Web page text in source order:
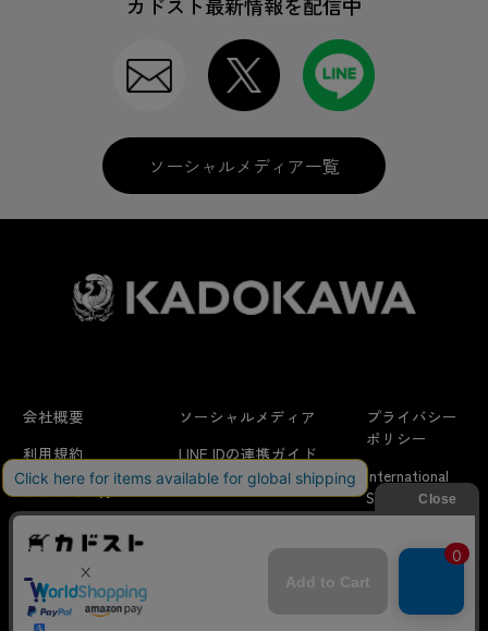
カドスト最新情報を配信中
ソーシャルメディア一覧
会社概要
利用規約
はじめての方へ
ソーシャルメディア
LINE IDの連携ガイド
FAQ
プライバシー
ポリシー
International
Shipping
リクエスト
当サイトでは利用体験の向上およびコンテンツの最適な提供、ト
ラフィックの分析を目的としてCookieを使用しています。
サイトの閲覧を継続された場合、Cookieの利用に同意したことも
のといたします。